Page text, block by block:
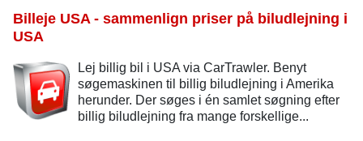
Billeje USA - sammenlign priser på biludlejning i
USA
Lej billig bil i USA via CarTrawler. Benyt
søgemaskinen til billig biludlejning i Amerika
herunder. Der søges i én samlet søgning efter
billig biludlejning fra mange forskellige...